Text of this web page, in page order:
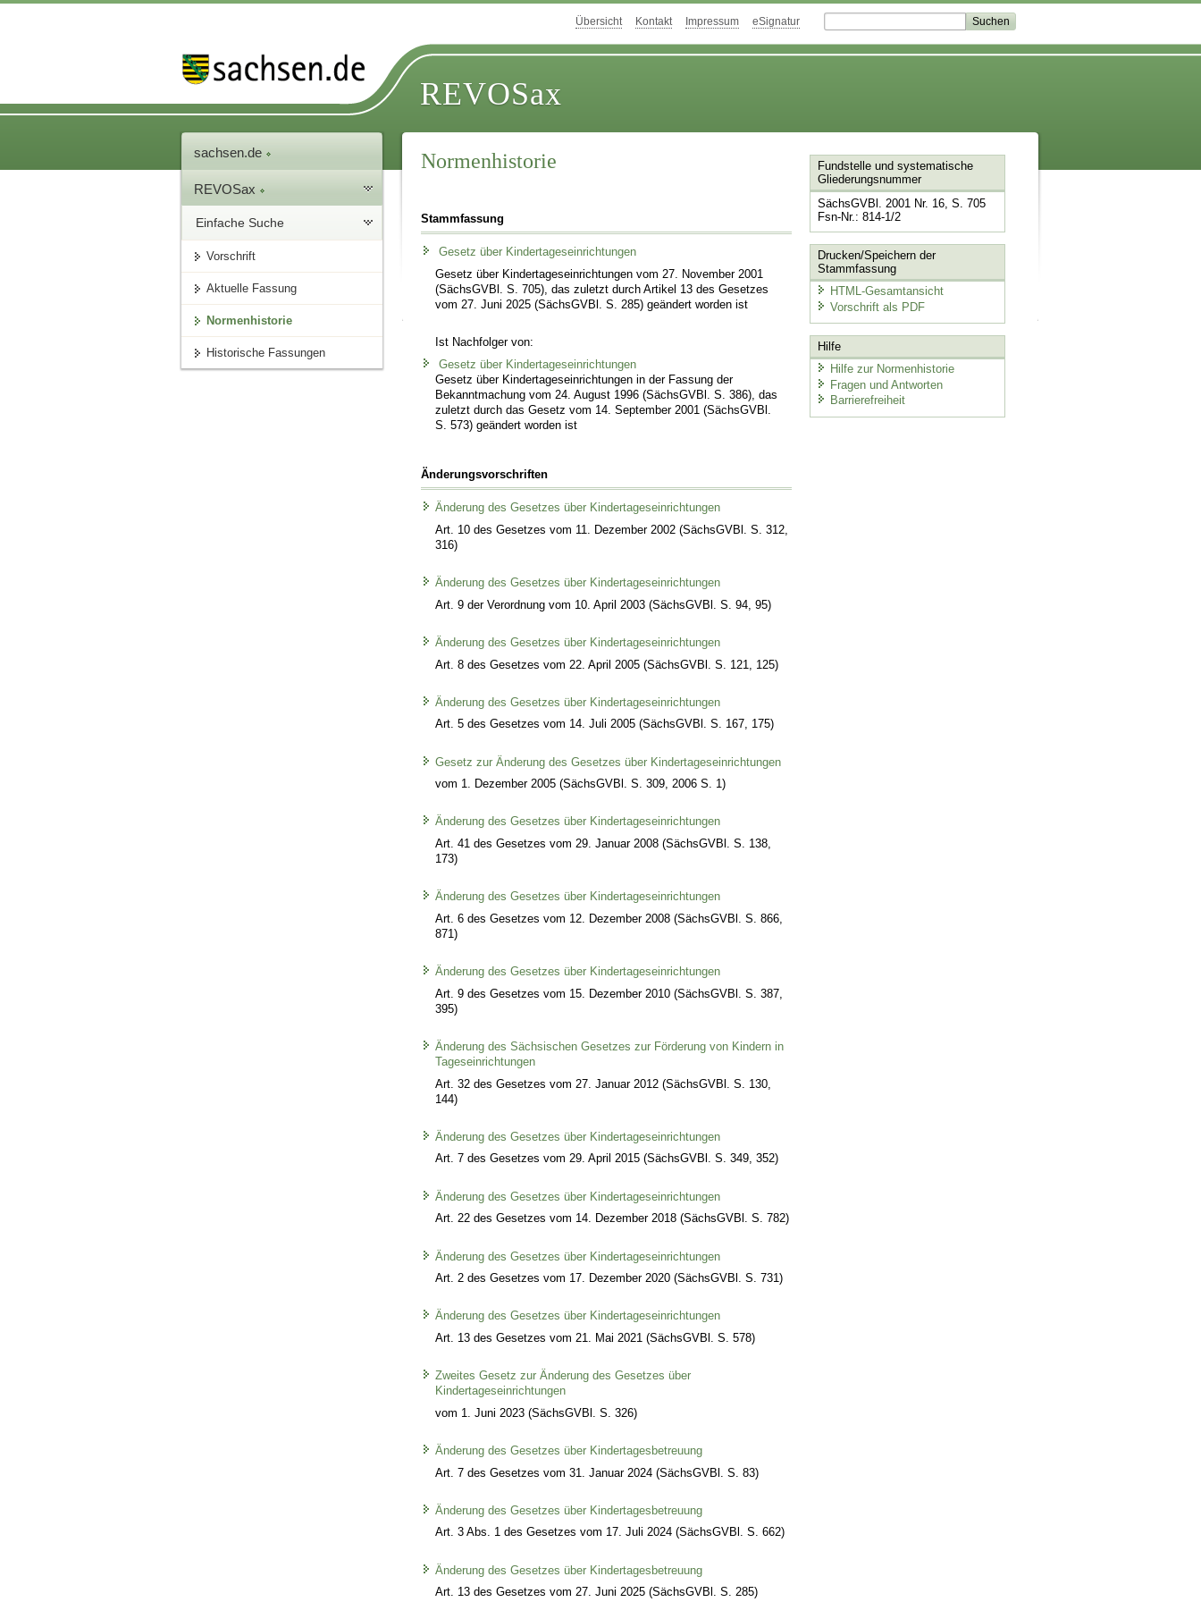
Übersicht Kontakt Impressum eSignatur
REVOSax
sachsen.de
REVOSax
Einfache Suche
Vorschrift
Aktuelle Fassung
Normenhistorie
Historische Fassungen
Normenhistorie
Stammfassung
Gesetz über Kindertageseinrichtungen
Gesetz über Kindertageseinrichtungen vom 27. November 2001
(SächsGVBl. S. 705), das zuletzt durch Artikel 13 des Gesetzes
vom 27. Juni 2025 (SächsGVBl. S. 285) geändert worden ist
Ist Nachfolger von:
Gesetz über Kindertageseinrichtungen
Gesetz über Kindertageseinrichtungen in der Fassung der
Bekanntmachung vom 24. August 1996 (SächsGVBl. S. 386), das
zuletzt durch das Gesetz vom 14. September 2001 (SächsGVBl.
S. 573) geändert worden ist
Änderungsvorschriften
Änderung des Gesetzes über Kindertageseinrichtungen
Art. 10 des Gesetzes vom 11. Dezember 2002 (SächsGVBl. S. 312,
316)
Änderung des Gesetzes über Kindertageseinrichtungen
Art. 9 der Verordnung vom 10. April 2003 (SächsGVBl. S. 94, 95)
Änderung des Gesetzes über Kindertageseinrichtungen
Art. 8 des Gesetzes vom 22. April 2005 (SächsGVBl. S. 121, 125)
Änderung des Gesetzes über Kindertageseinrichtungen
Art. 5 des Gesetzes vom 14. Juli 2005 (SächsGVBl. S. 167, 175)
Gesetz zur Änderung des Gesetzes über Kindertageseinrichtungen
vom 1. Dezember 2005 (SächsGVBl. S. 309, 2006 S. 1)
Änderung des Gesetzes über Kindertageseinrichtungen
Art. 41 des Gesetzes vom 29. Januar 2008 (SächsGVBl. S. 138,
173)
Änderung des Gesetzes über Kindertageseinrichtungen
Art. 6 des Gesetzes vom 12. Dezember 2008 (SächsGVBl. S. 866,
871)
Änderung des Gesetzes über Kindertageseinrichtungen
Art. 9 des Gesetzes vom 15. Dezember 2010 (SächsGVBl. S. 387,
395)
Änderung des Sächsischen Gesetzes zur Förderung von Kindern in
Tageseinrichtungen
Art. 32 des Gesetzes vom 27. Januar 2012 (SächsGVBl. S. 130,
144)
Änderung des Gesetzes über Kindertageseinrichtungen
Art. 7 des Gesetzes vom 29. April 2015 (SächsGVBl. S. 349, 352)
Änderung des Gesetzes über Kindertageseinrichtungen
Art. 22 des Gesetzes vom 14. Dezember 2018 (SächsGVBl. S. 782)
Änderung des Gesetzes über Kindertageseinrichtungen
Art. 2 des Gesetzes vom 17. Dezember 2020 (SächsGVBl. S. 731)
Änderung des Gesetzes über Kindertageseinrichtungen
Art. 13 des Gesetzes vom 21. Mai 2021 (SächsGVBl. S. 578)
Zweites Gesetz zur Änderung des Gesetzes über
Kindertageseinrichtungen
vom 1. Juni 2023 (SächsGVBl. S. 326)
Änderung des Gesetzes über Kindertagesbetreuung
Art. 7 des Gesetzes vom 31. Januar 2024 (SächsGVBl. S. 83)
Änderung des Gesetzes über Kindertagesbetreuung
Art. 3 Abs. 1 des Gesetzes vom 17. Juli 2024 (SächsGVBl. S. 662)
Änderung des Gesetzes über Kindertagesbetreuung
Art. 13 des Gesetzes vom 27. Juni 2025 (SächsGVBl. S. 285)
Fundstelle und systematische
Gliederungsnummer
SächsGVBl. 2001 Nr. 16, S. 705
Fsn-Nr.: 814-1/2
Drucken/Speichern der
Stammfassung
HTML-Gesamtansicht
Vorschrift als PDF
Hilfe
Hilfe zur Normenhistorie
Fragen und Antworten
Barrierefreiheit